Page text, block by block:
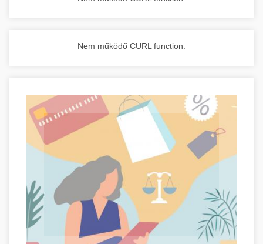
Nem működő CURL function.